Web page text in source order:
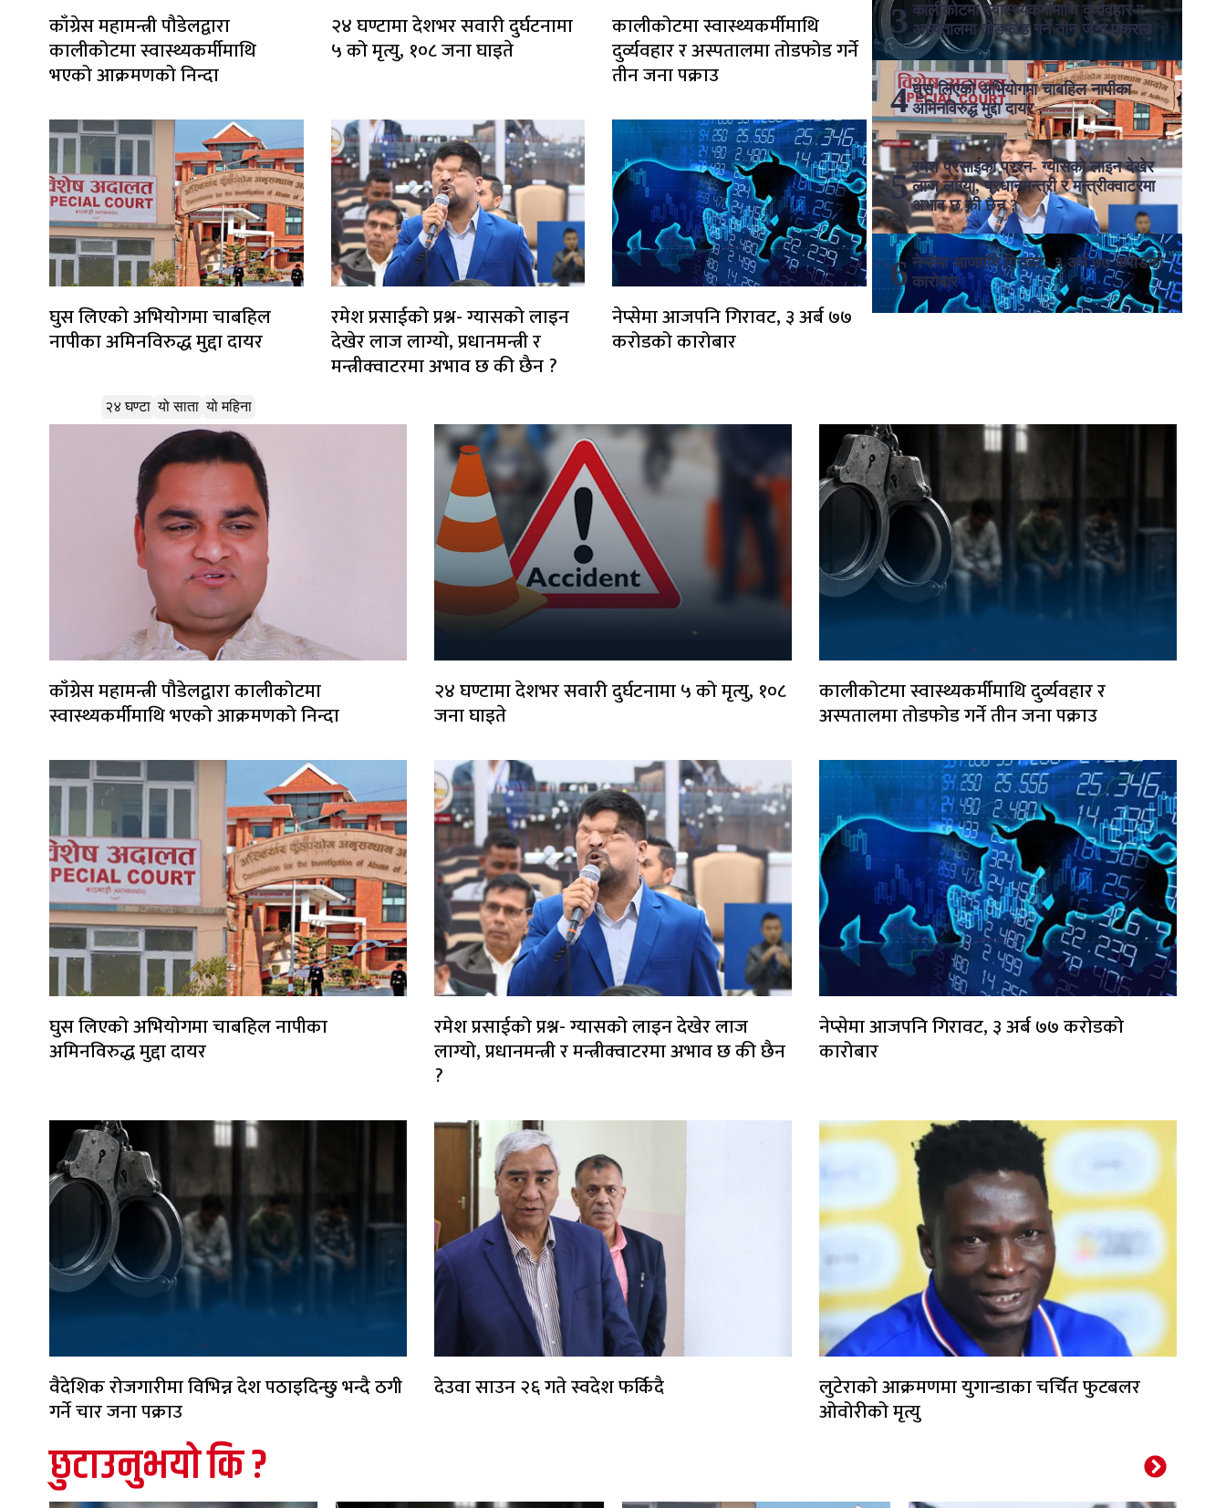
काँग्रेस महामन्त्री पौडेलद्वारा
कालीकोटमा स्वास्थ्यकर्मीमाथि
भएको आक्रमणको निन्दा
२४ घण्टामा देशभर सवारी दुर्घटनामा
५ को मृत्यु, १०८ जना घाइते
कालीकोटमा स्वास्थ्यकर्मीमाथि
दुर्व्यवहार र अस्पतालमा तोडफोड गर्ने
तीन जना पक्राउ
घुस लिएको अभियोगमा चाबहिल
नापीका अमिनविरुद्ध मुद्दा दायर
रमेश प्रसाईको प्रश्न- ग्यासको लाइन
देखेर लाज लाग्यो, प्रधानमन्त्री र
मन्त्रीक्वाटरमा अभाव छ की छैन ?
नेप्सेमा आजपनि गिरावट, ३ अर्ब ७७
करोडको कारोबार
कालीकोटमा स्वास्थ्यकर्मीमाथि दुर्व्यवहार र
अस्पतालमा तोडफोड गर्ने तीन जना पक्राउ
घुस लिएको अभियोगमा चाबहिल नापीका
अमिनविरुद्ध मुद्दा दायर
रमेश प्रसाईको प्रश्न- ग्यासको लाइन देखेर
लाज लाग्यो, प्रधानमन्त्री र मन्त्रीक्वाटरमा
अभाव छ की छैन ?
नेप्सेमा आजपनि गिरावट, ३ अर्ब ७७ करोडको
कारोबार
२४ घण्टा यो साता यो महिना
काँग्रेस महामन्त्री पौडेलद्वारा कालीकोटमा
स्वास्थ्यकर्मीमाथि भएको आक्रमणको निन्दा
२४ घण्टामा देशभर सवारी दुर्घटनामा ५ को मृत्यु, १०८
जना घाइते
कालीकोटमा स्वास्थ्यकर्मीमाथि दुर्व्यवहार र
अस्पतालमा तोडफोड गर्ने तीन जना पक्राउ
घुस लिएको अभियोगमा चाबहिल नापीका
अमिनविरुद्ध मुद्दा दायर
रमेश प्रसाईको प्रश्न- ग्यासको लाइन देखेर लाज
लाग्यो, प्रधानमन्त्री र मन्त्रीक्वाटरमा अभाव छ की छैन
?
नेप्सेमा आजपनि गिरावट, ३ अर्ब ७७ करोडको
कारोबार
वैदेशिक रोजगारीमा विभिन्न देश पठाइदिन्छु भन्दै ठगी
गर्ने चार जना पक्राउ
देउवा साउन २६ गते स्वदेश फर्किदै लुटेराको आक्रमणमा युगान्डाका चर्चित फुटबलर
ओवोरीको मृत्यु
छुटाउनुभयो कि ?